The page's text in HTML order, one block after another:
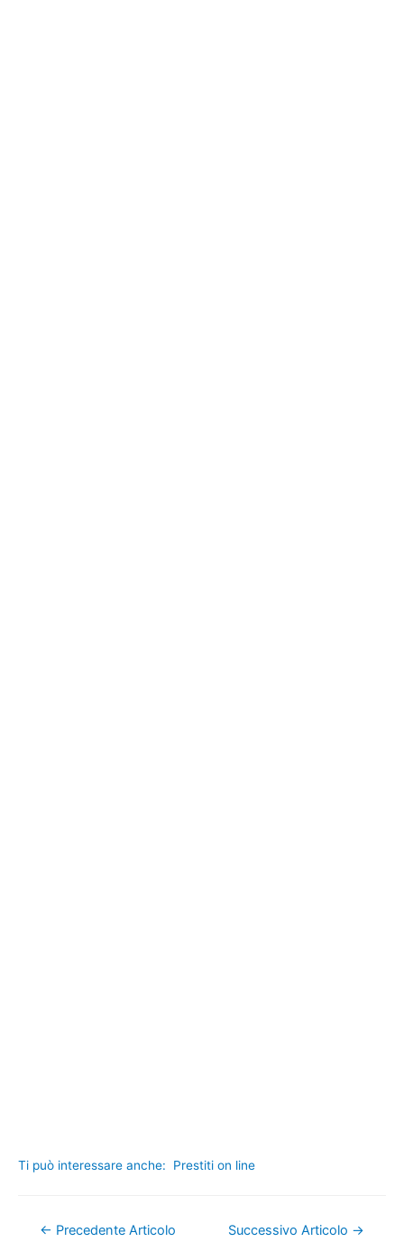
Ti può interessare anche: Prestiti on line
Navigazione
← Precedente Articolo Successivo Articolo →